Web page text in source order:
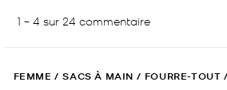
FEMME / SACS À MAIN / FOURRE-TOUT /